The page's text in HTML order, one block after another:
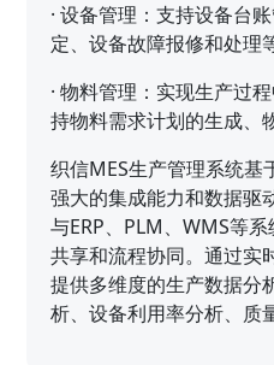
·设备管理：支持设备台
定、设备故障报修和处理
·物料管理：实现生产过
持物料需求计划的生成、
织信MES生产管理系统基
强大的集成能力和数据驱
与ERP、PLM、WMS等
共享和流程协同。通过实
提供多维度的生产数据分
析、设备利用率分析、质